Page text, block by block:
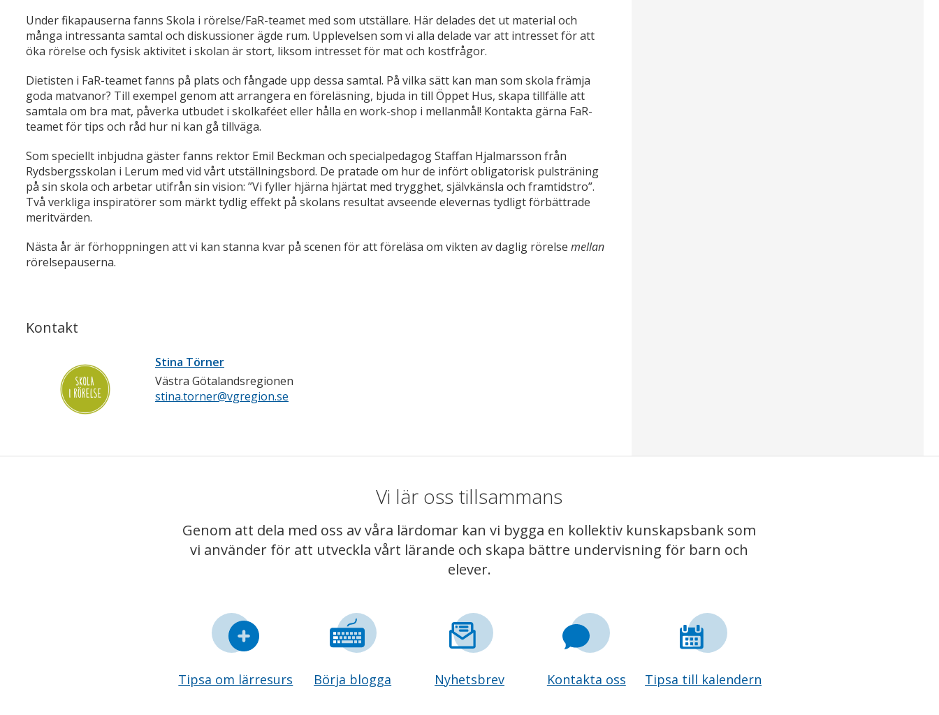
Under fikapauserna fanns Skola i rörelse/FaR-teamet med som utställare. Här delades det ut material och
många intressanta samtal och diskussioner ägde rum. Upplevelsen som vi alla delade var att intresset för att
öka rörelse och fysisk aktivitet i skolan är stort, liksom intresset för mat och kostfrågor.
Dietisten i FaR-teamet fanns på plats och fångade upp dessa samtal. På vilka sätt kan man som skola främja
goda matvanor? Till exempel genom att arrangera en föreläsning, bjuda in till Öppet Hus, skapa tillfälle att
samtala om bra mat, påverka utbudet i skolkaféet eller hålla en work-shop i mellanmål! Kontakta gärna FaR-
teamet för tips och råd hur ni kan gå tillväga.
Som speciellt inbjudna gäster fanns rektor Emil Beckman och specialpedagog Staffan Hjalmarsson från
Rydsbergsskolan i Lerum med vid vårt utställningsbord. De pratade om hur de infört obligatorisk pulsträning
på sin skola och arbetar utifrån sin vision: ”Vi fyller hjärna hjärtat med trygghet, självkänsla och framtidstro”.
Två verkliga inspiratörer som märkt tydlig effekt på skolans resultat avseende elevernas tydligt förbättrade
meritvärden.
Nästa år är förhoppningen att vi kan stanna kvar på scenen för att föreläsa om vikten av daglig rörelse mellan
rörelsepauserna.
Kontakt
Stina Törner
Västra Götalandsregionen
stina.torner@vgregion.se
Vi lär oss tillsammans
Genom att dela med oss av våra lärdomar kan vi bygga en kollektiv kunskapsbank som
vi använder för att utveckla vårt lärande och skapa bättre undervisning för barn och
elever.
Tipsa om lärresurs Börja blogga Nyhetsbrev Kontakta oss Tipsa till kalendern